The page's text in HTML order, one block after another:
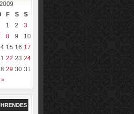
F S
S
1
2
3
8 9
10
15 16 17
22 23 24
29 30 31
»